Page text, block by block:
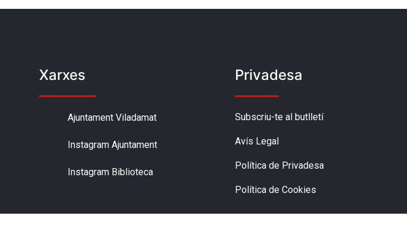
Xarxes
Ajuntament Viladamat
Instagram Ajuntament
Instagram Biblioteca
Privadesa
Subscriu-te al butlletí
Avís Legal
Política de Privadesa
Política de Cookies